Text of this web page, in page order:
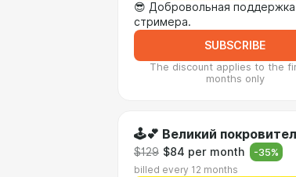
😎 Добровольная поддержка
стримера.
SUBSCRIBE
The discount applies to the
months only
🕹️💕 Великий
$129 $84 per month -35%
billed every 12 months